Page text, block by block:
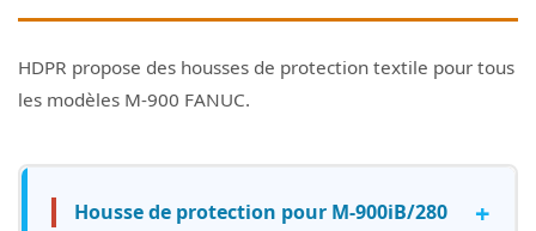
HDPR propose des housses de protection textile pour tous
les modèles M-900 FANUC.
Housse de protection pour M-900iB/280 +